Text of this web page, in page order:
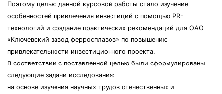
Поэтому целью данной курсовой работы стало изучение
особенностей привлечения инвестиций с помощью PR-
технологий и создание практических рекомендаций для ОАО
«Ключевский завод ферросплавов» по повышению
привлекательности инвестиционного проекта.
В соответствии с поставленной целью были сформулированы
следующие задачи исследования:
на основе изучения научных трудов отечественных и